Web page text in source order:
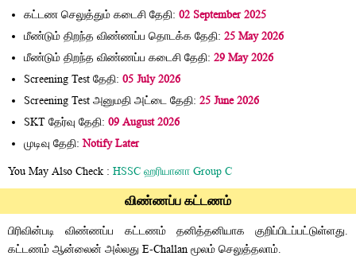
கட்டண செலுத்தும் கடைசி தேதி: 02 September 2025
மீண்டும் திறந்த விண்ணப்ப தொடக்க தேதி: 25 May 2026
மீண்டும் திறந்த விண்ணப்ப கடைசி தேதி: 29 May 2026
Screening Test தேதி: 05 July 2026
Screening Test அனுமதி அட்டை தேதி: 25 June 2026
SKT தேர்வு தேதி: 09 August 2026
முடிவு தேதி:Notify Later
You May Also Check : HSSC ஹரியானா Group C
விண்ணப்ப கட்டணம்
பிரிவின்படி விண்ணப்ப கட்டணம் தனித்தனியாக குறிப்பிடப்பட்டுள்ளது.
கட்டணம் ஆன்லைன் அல்லது E-Challan மூலம் செலுத்தலாம்.